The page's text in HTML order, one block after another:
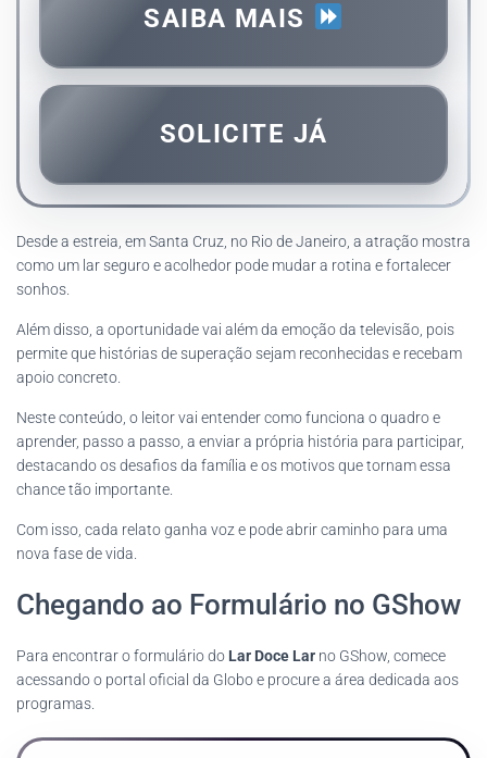
SAIBA MAIS
SOLICITE JÁ
Desde a estreia, em Santa Cruz, no Rio de Janeiro, a atração mostra
como um lar seguro e acolhedor pode mudar a rotina e fortalecer
sonhos.
Além disso, a oportunidade vai além da emoção da televisão, pois
permite que histórias de superação sejam reconhecidas e recebam
apoio concreto.
Neste conteúdo, o leitor vai entender como funciona o quadro e
aprender, passo a passo, a enviar a própria história para participar,
destacando os desafios da família e os motivos que tornam essa
chance tão importante.
Com isso, cada relato ganha voz e pode abrir caminho para uma
nova fase de vida.
Chegando ao Formulário no GShow
Para encontrar o formulário do Lar Doce Lar no GShow, comece
acessando o portal oficial da Globo e procure a área dedicada aos
programas.